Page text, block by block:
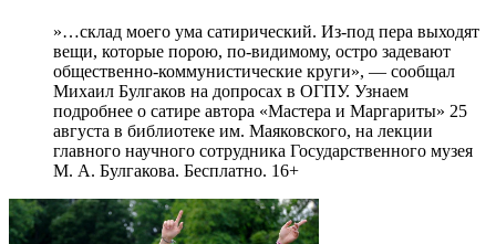
»…склад моего ума сатирический. Из-под пера выходят
вещи, которые порою, по-видимому, остро задевают
общественно-коммунистические круги», — сообщал
Михаил Булгаков на допросах в ОГПУ. Узнаем
подробнее о сатире автора «Мастера и Маргариты» 25
августа в библиотеке им. Маяковского, на лекции
главного научного сотрудника Государственного музея
М. А. Булгакова. Бесплатно. 16+